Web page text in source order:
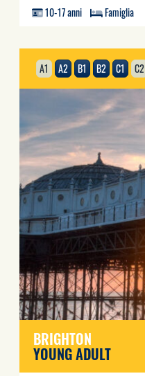
10-17 anni Famiglia
A1 A2 B1 B2 C1 C2
BRIGHTON
YOUNG ADULT